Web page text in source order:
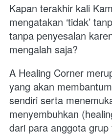
Kapan terakhir kali
mengatakan ‘tidak’
tanpa penyesalan
mengalah saja?
A Healing Corner
yang akan
sendiri serta
menyembuhkan
dari para anggota